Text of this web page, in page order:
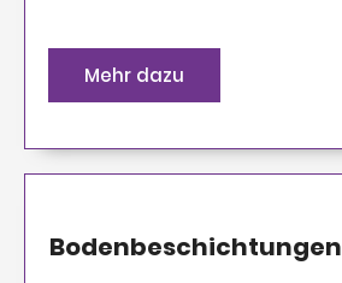
Mehr dazu
Bodenbeschichtungen